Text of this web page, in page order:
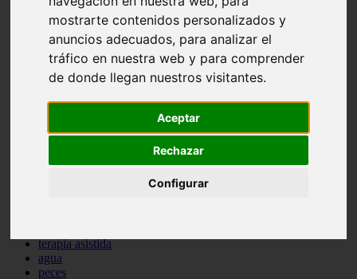
mostrarte contenidos personalizados y
anuncios adecuados, para analizar el
tráfico en nuestra web y para comprender
de donde llegan nuestros visitantes.
Aceptar
Rechazar
Configurar
protagonistas
reptiles
abandono
adopci n
ferias
higiene
snacks
iberzoo propet
terapia asistida
agua
peces